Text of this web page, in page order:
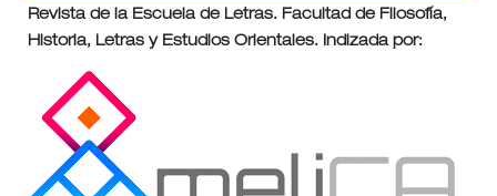
Revista de la Escuela de Letras. Facultad de Filosofía,
Historia, Letras y Estudios Orientales. Indizada por: